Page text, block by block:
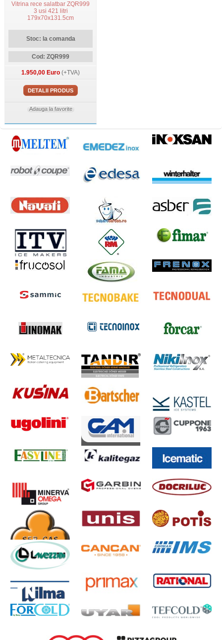
Vitrina rece salatbar ZQR999
3 usi 421 litri
179x70x131.5cm
Stoc: la comanda
Cod: ZQR999
1.950,00 Euro (+TVA)
DETALII PRODUS
Adauga la favorite